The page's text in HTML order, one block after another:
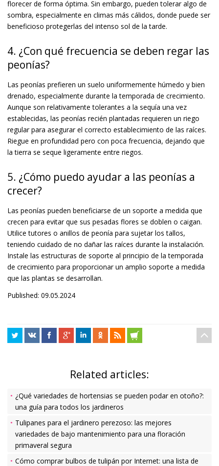
florecer de forma óptima. Sin embargo, pueden tolerar algo de
sombra, especialmente en climas más cálidos, donde puede ser
beneficioso protegerlas del intenso sol de la tarde.
4. ¿Con qué frecuencia se deben regar las
peonías?
Las peonías prefieren un suelo uniformemente húmedo y bien
drenado, especialmente durante la temporada de crecimiento.
Aunque son relativamente tolerantes a la sequía una vez
establecidas, las peonías recién plantadas requieren un riego
regular para asegurar el correcto establecimiento de las raíces.
Riegue en profundidad pero con poca frecuencia, dejando que
la tierra se seque ligeramente entre riegos.
5. ¿Cómo puedo ayudar a las peonías a
crecer?
Las peonías pueden beneficiarse de un soporte a medida que
crecen para evitar que sus pesadas flores se doblen o caigan.
Utilice tutores o anillos de peonía para sujetar los tallos,
teniendo cuidado de no dañar las raíces durante la instalación.
Instale las estructuras de soporte al principio de la temporada
de crecimiento para proporcionar un amplio soporte a medida
que las plantas se desarrollan.
Published: 09.05.2024
Related articles:
¿Qué variedades de hortensias se pueden podar en otoño?:
una guía para todos los jardineros
Tulipanes para el jardinero perezoso: las mejores
variedades de bajo mantenimiento para una floración
primaveral segura
Cómo comprar bulbos de tulipán por Internet: una lista de